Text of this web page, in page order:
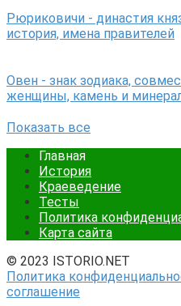
Рюриковичи - династия
история, имена правителей
Овен - знак зодиака,
женщины, камень и
Показать все
Главная
История
Краеведение
Тесты
Политика
Карта сайта
© 2023 ISTORIO.NET
Политика
соглашение